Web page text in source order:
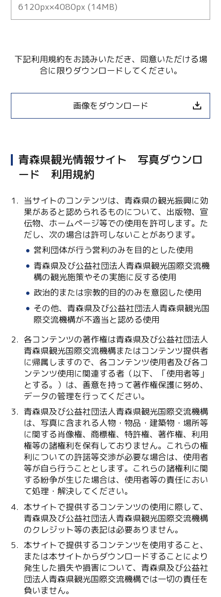
6120px×4080px (14MB)
下記利用規約をお読みいただき、同意いただける場
合に限りダウンロードしてください。
画像をダウンロード
青森県観光情報サイト 写真ダウンロ
ード 利用規約
当サイトのコンテンツは、青森県の観光振興に効
果があると認められるものについて、出版物、宣
伝物、ホームページ等での使用を許可します。た
だし、次の場合は許可しないことがあります。
営利団体が行う営利のみを目的とした使用
青森県及び公益社団法人青森県観光国際交流機
構の観光施策やその実施に反する使用
政治的または宗教的目的のみを意図した使用
その他、青森県及び公益社団法人青森県観光国
際交流機構が不適当と認める使用
各コンテンツの著作権は青森県及び公益社団法人
青森県観光国際交流機構またはコンテンツ提供者
に帰属しますので、各コンテンツ使用者及び各コ
ンテンツ使用に関連する者（以下、「使用者等」
とする。）は、善意を持って著作権保護に努め、
データの管理を行ってください。
青森県及び公益社団法人青森県観光国際交流機構
は、写真に含まれる人物・物品・建築物・場所等
に関する肖像権、商標権、特許権、著作権、利用
権等の諸権利を保有しておりません。これらの権
利についての許諾等交渉が必要な場合は、使用者
等が自ら行うこととします。これらの諸権利に関
する紛争が生じた場合は、使用者等の責任におい
て処理・解決してください。
本サイトで提供するコンテンツの使用に際して、
青森県及び公益社団法人青森県観光国際交流機構
のクレジット等の表記は必要ありません。
本サイトで提供するコンテンツを使用すること、
または本サイトからダウンロードすることにより
発生した損失や損害について、青森県及び公益社
団法人青森県観光国際交流機構では一切の責任を
負いません。
Twitter
Facebook
Line
Copy URL